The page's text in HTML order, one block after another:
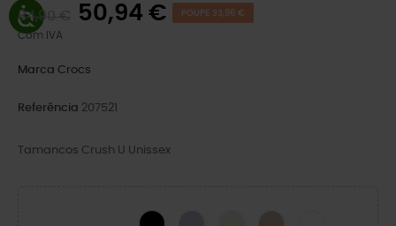
84,90 € 50,94 € POUPE 33,96 €
Com IVA
Marca Crocs
Referência 207521
Tamancos Crush U Unissex
BLACK